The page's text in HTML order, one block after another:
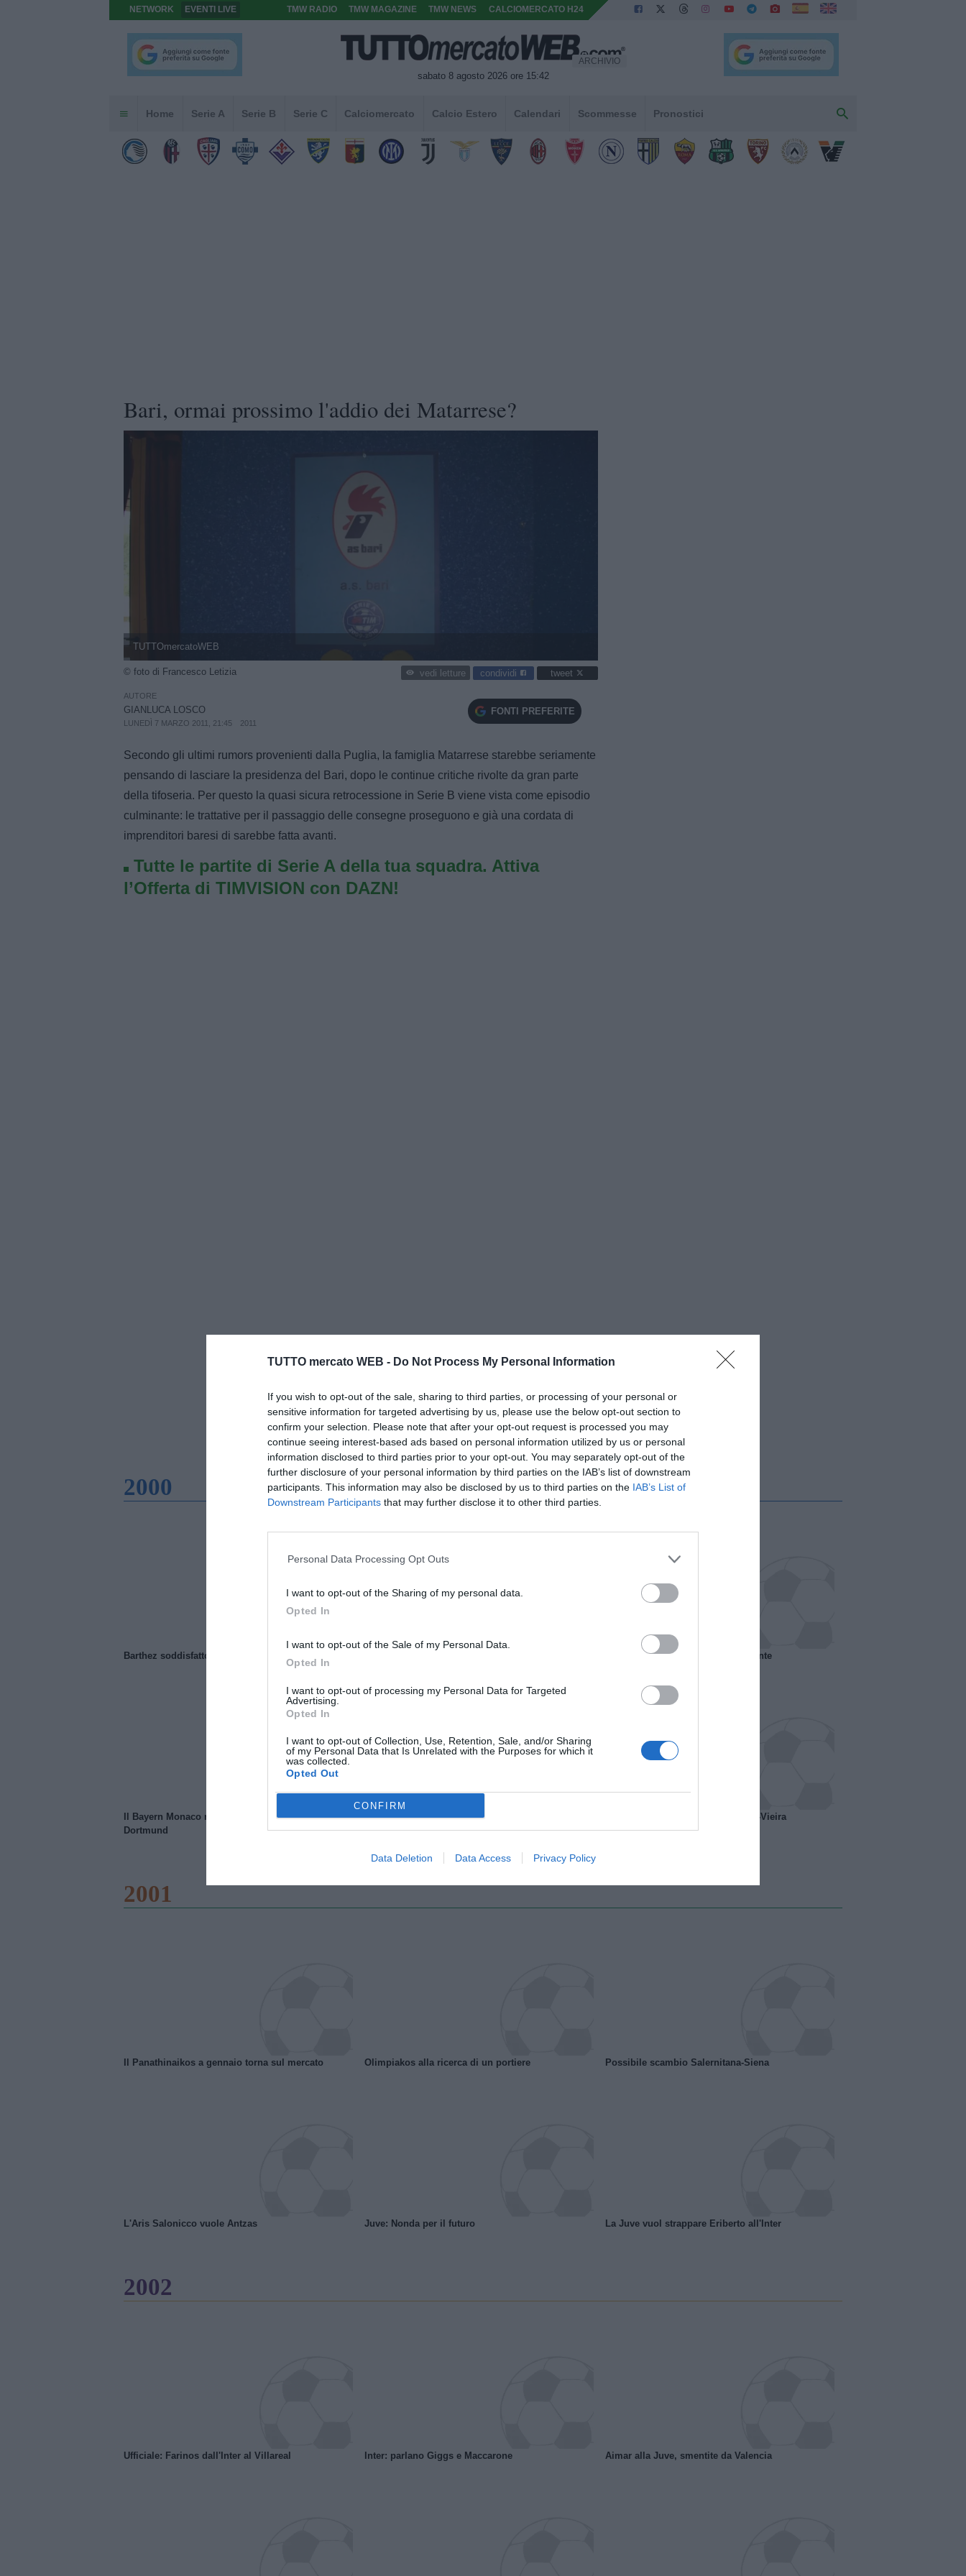
TUTTO mercato WEB - Do Not Process My Personal Information
If you wish to opt-out of the sale, sharing to third parties, or processing of your personal or
sensitive information for targeted advertising by us, please use the below opt-out section to
confirm your selection. Please note that after your opt-out request is processed you may
continue seeing interest-based ads based on personal information utilized by us or personal
information disclosed to third parties prior to your opt-out. You may separately opt-out of the
further disclosure of your personal information by third parties on the IAB’s list of downstream
participants. This information may also be disclosed by us to third parties on the IAB’s List of
Downstream Participants that may further disclose it to other third parties.
Personal Data Processing Opt Outs
I want to opt-out of the Sharing of my personal data.
Opted In
I want to opt-out of the Sale of my Personal Data.
Opted In
I want to opt-out of processing my Personal Data for Targeted
Advertising.
Opted In
I want to opt-out of Collection, Use, Retention, Sale, and/or Sharing
of my Personal Data that Is Unrelated with the Purposes for which it
was collected.
Opted Out
CONFIRM
Data Deletion Data Access Privacy Policy
NETWORK EVENTI LIVE TMW RADIO TMW MAGAZINE TMW NEWS CALCIOMERCATO H24
sabato 8 agosto 2026 ore 15:42
ARCHIVIO
Home Serie A Serie B Serie C Calciomercato Calcio Estero Calendari Scommesse Pronostici
Bari, ormai prossimo l'addio dei Matarrese?
TUTTOmercatoWEB
© foto di Francesco Letizia vedi letture condividi tweet
AUTORE
GIANLUCA LOSCO
LUNEDÌ 7 MARZO 2011, 21:45 2011
FONTI PREFERITE
Secondo gli ultimi rumors provenienti dalla Puglia, la famiglia Matarrese starebbe seriamente
pensando di lasciare la presidenza del Bari, dopo le continue critiche rivolte da gran parte
della tifoseria. Per questo la quasi sicura retrocessione in Serie B viene vista come episodio
culminante: le trattative per il passaggio delle consegne proseguono e già una cordata di
imprenditori baresi di sarebbe fatta avanti.
Tutte le partite di Serie A della tua squadra. Attiva
l’Offerta di TIMVISION con DAZN!
2000
Barthez soddisfatto del Manchester United Francia, il Marsiglia senza presidente
Il Bayern Monaco ridimensiona il Borussia
Dortmund
Wiltord vuole giocare A gennaio ipotesi scambio Davids-Vieira
2001
Il Panathinaikos a gennaio torna sul mercato Olimpiakos alla ricerca di un portiere Possibile scambio Salernitana-Siena
L'Aris Salonicco vuole Antzas Juve: Nonda per il futuro La Juve vuol strappare Eriberto all'Inter
2002
Ufficiale: Farinos dall'Inter al Villareal Inter: parlano Giggs e Maccarone Aimar alla Juve, smentite da Valencia